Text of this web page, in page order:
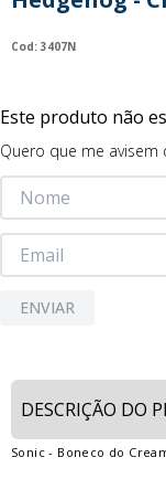
: 3407N
Este produto não
Quero que me avisem
ENVIAR
Sonic - Boneco do